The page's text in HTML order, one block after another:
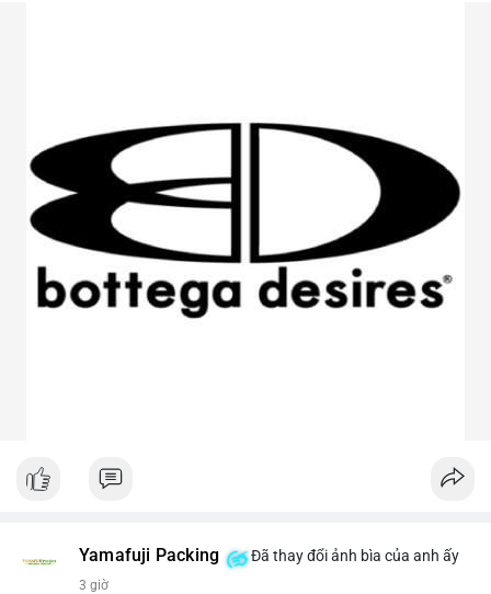
Yamafuji Packing Đã thay đổi ảnh bìa của anh ấy
3 giờ